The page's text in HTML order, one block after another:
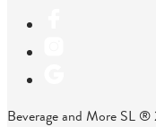
Beverage and More SL ®